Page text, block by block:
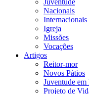
Juventude
Nacionais
Internacionais
Igreja
Missões
Vocações
Artigos
Reitor-mor
Novos Pátios
Juventude em
Projeto de